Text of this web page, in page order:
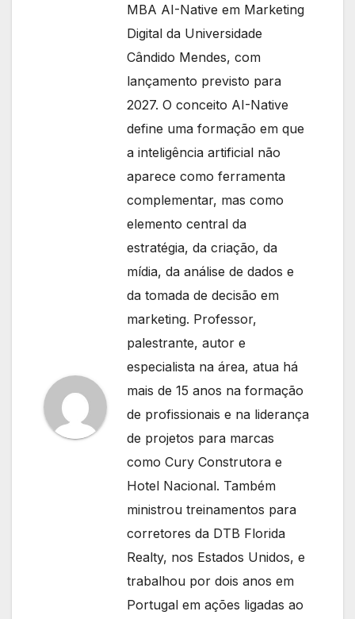
MBA AI-Native em Marketing
Digital da Universidade
Cândido Mendes, com
lançamento previsto para
2027. O conceito AI-Native
define uma formação em que
a inteligência artificial não
aparece como ferramenta
complementar, mas como
elemento central da
estratégia, da criação, da
mídia, da análise de dados e
da tomada de decisão em
marketing. Professor,
palestrante, autor e
especialista na área, atua há
mais de 15 anos na formação
de profissionais e na liderança
de projetos para marcas
como Cury Construtora e
Hotel Nacional. Também
ministrou treinamentos para
corretores da DTB Florida
Realty, nos Estados Unidos, e
trabalhou por dois anos em
Portugal em ações ligadas ao